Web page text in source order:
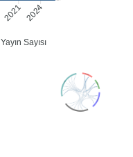
Yayın Sayısı
2021 2024